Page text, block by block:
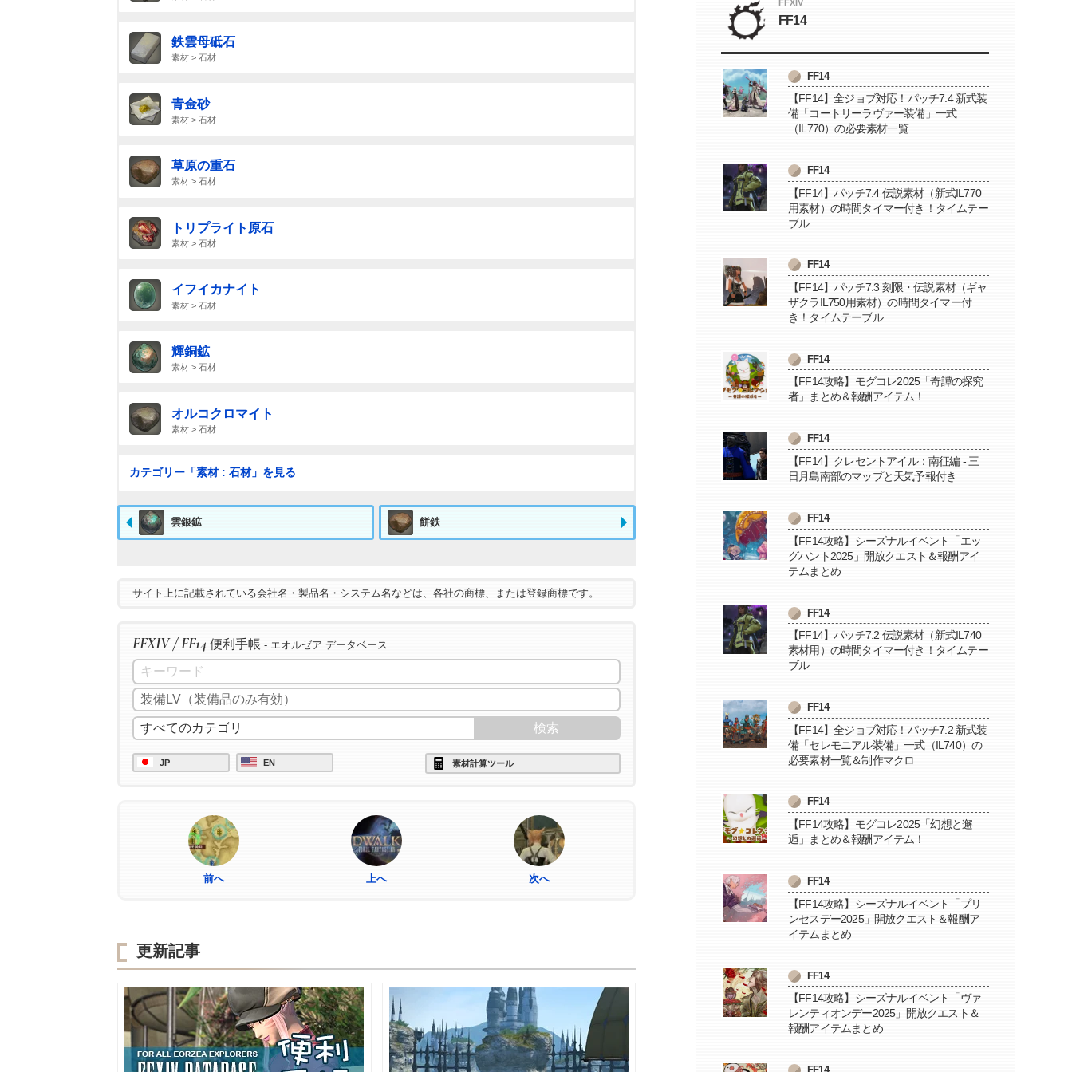
鉄雲母砥石
素材 > 石材
青金砂
素材 > 石材
草原の重石
素材 > 石材
トリプライト原石
素材 > 石材
イフイカナイト
素材 > 石材
輝銅鉱
素材 > 石材
オルコクロマイト
素材 > 石材
カテゴリー「素材 : 石材」を見る
雲銀鉱 餅鉄
サイト上に記載されている会社名・製品名・システム名などは、各社の商標、または登録商標です。
FFXIV / FF14 便利手帳 - エオルゼア データベース
JP EN 素材計算ツール
前へ 上へ 次へ
更新記事
FFXIV
FF14
FF14
【FF14】全ジョブ対応！パッチ7.4 新式装
備「コートリーラヴァー装備」一式
（IL770）の必要素材一覧
FF14
【FF14】パッチ7.4 伝説素材（新式IL770
用素材）の時間タイマー付き！タイムテー
ブル
FF14
【FF14】パッチ7.3 刻限・伝説素材（ギャ
ザクラIL750用素材）の時間タイマー付
き！タイムテーブル
FF14
【FF14攻略】モグコレ2025「奇譚の探究
者」まとめ＆報酬アイテム！
FF14
【FF14】クレセントアイル：南征編 - 三
日月島南部のマップと天気予報付き
FF14
【FF14攻略】シーズナルイベント「エッ
グハント2025」開放クエスト＆報酬アイ
テムまとめ
FF14
【FF14】パッチ7.2 伝説素材（新式IL740
素材用）の時間タイマー付き！タイムテー
ブル
FF14
【FF14】全ジョブ対応！パッチ7.2 新式装
備「セレモニアル装備」一式（IL740）の
必要素材一覧＆制作マクロ
FF14
【FF14攻略】モグコレ2025「幻想と邂
逅」まとめ＆報酬アイテム！
FF14
【FF14攻略】シーズナルイベント「プリ
ンセスデー2025」開放クエスト＆報酬ア
イテムまとめ
FF14
【FF14攻略】シーズナルイベント「ヴァ
レンティオンデー2025」開放クエスト＆
報酬アイテムまとめ